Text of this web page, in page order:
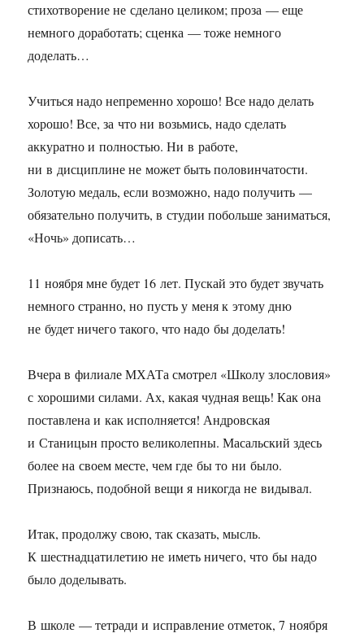
стихотворение не сделано целиком; проза — еще
немного доработать; сценка — тоже немного
доделать…
Учиться надо непременно хорошо! Все надо делать
хорошо! Все, за что ни возьмись, надо сделать
аккуратно и полностью. Ни в работе,
ни в дисциплине не может быть половинчатости.
Золотую медаль, если возможно, надо получить —
обязательно получить, в студии побольше заниматься,
«Ночь» дописать…
11 ноября мне будет 16 лет. Пускай это будет звучать
немного странно, но пусть у меня к этому дню
не будет ничего такого, что надо бы доделать!
Вчера в филиале МХАТа смотрел «Школу злословия»
с хорошими силами. Ах, какая чудная вещь! Как она
поставлена и как исполняется! Андровская
и Станицын просто великолепны. Масальский здесь
более на своем месте, чем где бы то ни было.
Признаюсь, подобной вещи я никогда не видывал.
Итак, продолжу свою, так сказать, мысль.
К шестнадцатилетию не иметь ничего, что бы надо
было доделывать.
В школе — тетради и исправление отметок, 7 ноября